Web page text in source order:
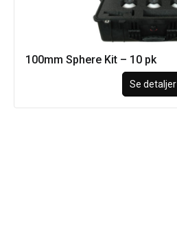
100mm Sphere Kit – 10 pk
Se detaljer